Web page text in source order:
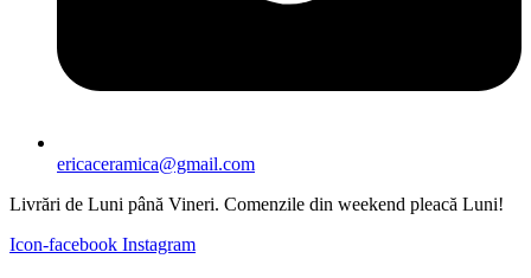
ericaceramica@gmail.com
Livrări de Luni până Vineri. Comenzile din weekend pleacă Luni!
Icon-facebook Instagram